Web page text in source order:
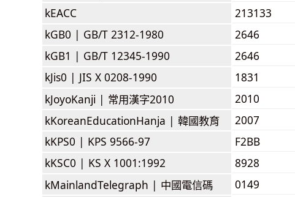
kEACC
213133
kGB0 | GB/T 2312-1980
2646
kGB1 | GB/T 12345-1990
2646
kJis0 | JIS X 0208-1990
1831
kJoyoKanji | 常用漢字2010
2010
kKoreanEducationHanja | 韓國教育
2007
kKPS0 | KPS 9566-97
F2BB
kKSC0 | KS X 1001:1992
8928
kMainlandTelegraph | 中國電信碼
0149